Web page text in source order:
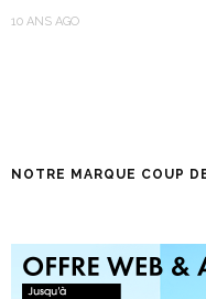
10 ANS AGO
NOTRE MARQUE COUP